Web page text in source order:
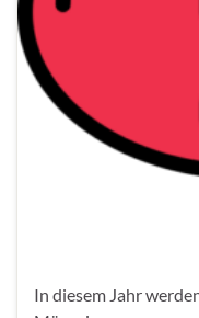
In diesem Jahr